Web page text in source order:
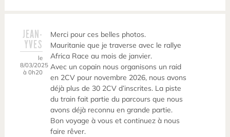
JEAN-
YVES
le
8/03/2025
à 0h20
Merci pour ces belles photos.
Mauritanie que je traverse avec le rallye
Africa Race au mois de janvier.
Avec un copain nous organisons un raid
en 2CV pour novembre 2026, nous avons
déjà plus de 30 2CV d’inscrites. La piste
du train fait partie du parcours que nous
avons déjà reconnu en grande partie.
Bon voyage à vous et continuez à nous
faire rêver.